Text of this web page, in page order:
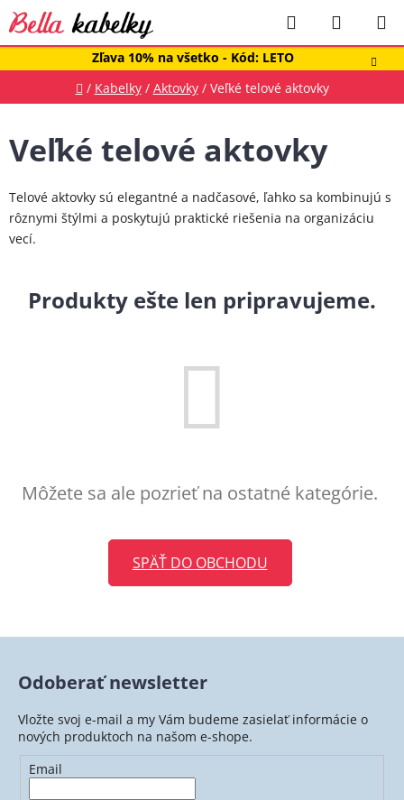
Prejsť
na
obsah
Zľava 10% na všetko - Kód: LETO
Hľadať
KOŠÍK
Domov
/ Kabelky / Aktovky / Veľké telové aktovky
Veľké telové aktovky
Telové aktovky sú elegantné a nadčasové, ľahko sa kombinujú s
rôznymi štýlmi a poskytujú praktické riešenia na organizáciu
vecí.
Produkty ešte len pripravujeme.
Môžete sa ale pozrieť na ostatné kategórie.
SPÄŤ DO OBCHODU
Odoberať newsletter
Vložte svoj e-mail a my Vám budeme zasielať informácie o
nových produktoch na našom e-shope.
Email